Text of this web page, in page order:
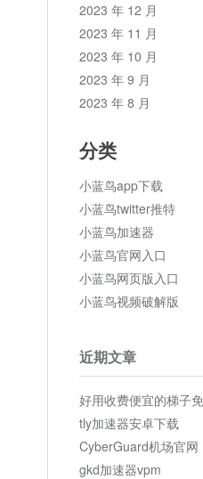
2023 年 12 月
2023 年 11 月
2023 年 10 月
2023 年 9 月
2023 年 8 月
分类
小蓝鸟app下载
小蓝鸟twitter推特
小蓝鸟加速器
小蓝鸟官网入口
小蓝鸟网页版入口
小蓝鸟视频破解版
近期文章
好用收费便宜的梯子
tly加速器安卓下载
CyberGuard机场官网
gkd加速器vpm